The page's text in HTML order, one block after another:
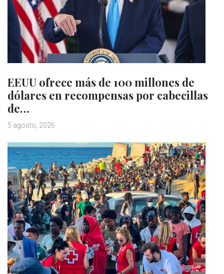
EEUU ofrece más de 100 millones de
dólares en recompensas por cabecillas
de…
5 agosto, 2026